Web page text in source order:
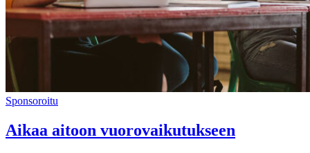
Sponsoroitu
Aikaa aitoon vuorovaikutukseen